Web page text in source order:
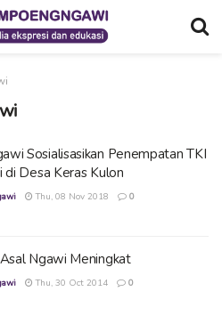
Sosialisasikan Penempatan TKI
di Desa Keras Kulon
Thu, 08 Nov 2018 0
Ngawi Meningkat
Thu, 30 Oct 2014 0